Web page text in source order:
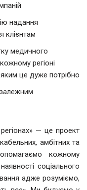
надання
клієнтам
медичного
регіоні
це дуже потрібно
— це проект
амбітних та
кожному
соціального
адже розуміємо,